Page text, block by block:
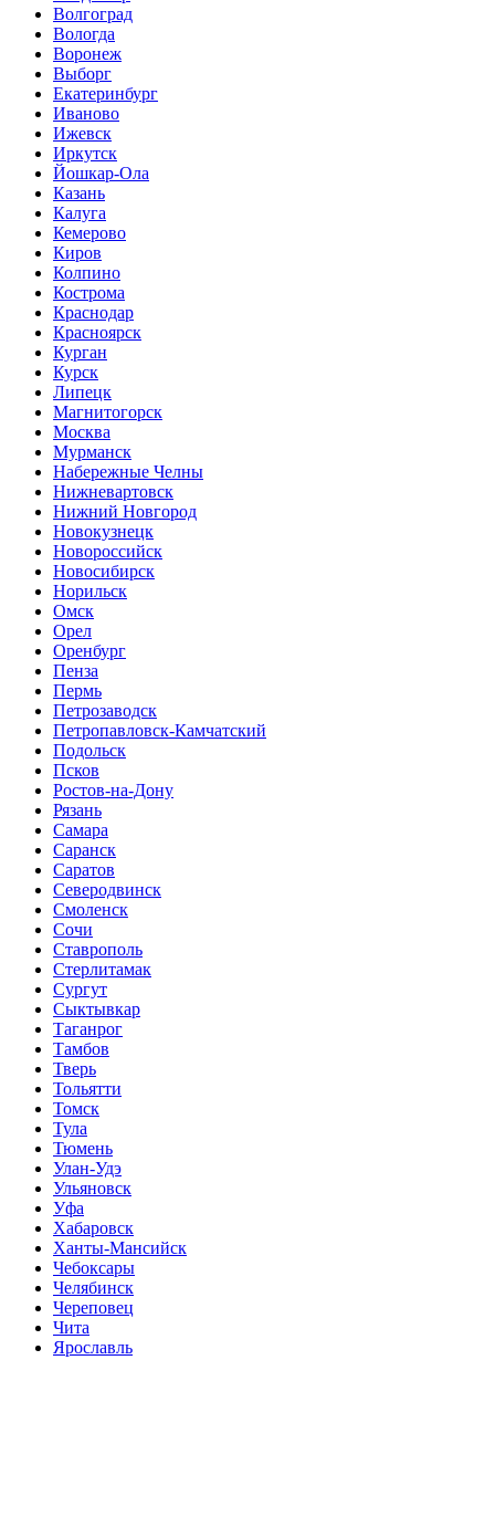
Волгоград
Вологда
Воронеж
Выборг
Екатеринбург
Иваново
Ижевск
Иркутск
Йошкар-Ола
Казань
Калуга
Кемерово
Киров
Колпино
Кострома
Краснодар
Красноярск
Курган
Курск
Липецк
Магнитогорск
Москва
Мурманск
Набережные Челны
Нижневартовск
Нижний Новгород
Новокузнецк
Новороссийск
Новосибирск
Норильск
Омск
Орел
Оренбург
Пенза
Пермь
Петрозаводск
Петропавловск-Камчатский
Подольск
Псков
Ростов-на-Дону
Рязань
Самара
Саранск
Саратов
Северодвинск
Смоленск
Сочи
Ставрополь
Стерлитамак
Сургут
Сыктывкар
Таганрог
Тамбов
Тверь
Тольятти
Томск
Тула
Тюмень
Улан-Удэ
Ульяновск
Уфа
Хабаровск
Ханты-Мансийск
Чебоксары
Челябинск
Череповец
Чита
Ярославль